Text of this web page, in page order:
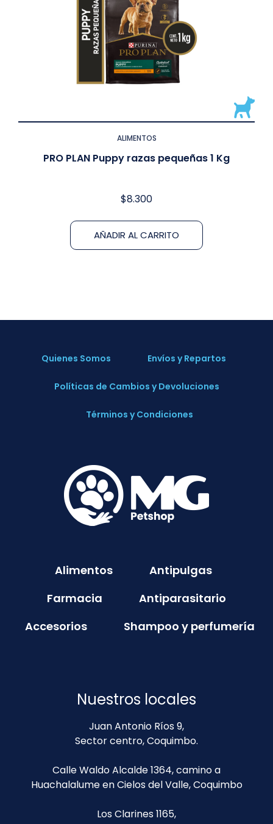
ALIMENTOS
PRO PLAN Puppy razas pequeñas 1 Kg
$8.300
AÑADIR AL CARRITO
Quienes Somos Envíos y Repartos
Políticas de Cambios y Devoluciones
Términos y Condiciones
Alimentos
Antipulgas
Farmacia
Antiparasitario
Accesorios
Shampoo y perfumería
Nuestros locales
Juan Antonio Ríos 9,
Sector centro, Coquimbo.
Calle Waldo Alcalde 1364, camino a
Huachalalume en Cielos del Valle, Coquimbo
Los Clarines 1165,